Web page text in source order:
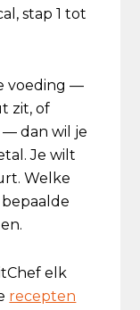
stap 1 tot
voeding —
zit, of
dan wil je
Je wilt
Welke
elk
recepten